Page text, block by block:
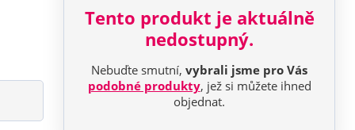
Tento produkt je aktuálně
nedostupný.
Nebuďte smutní,vybrali jsme pro Vás
podobné produkty, jež si můžete ihned
objednat.